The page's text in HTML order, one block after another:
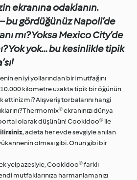
ekranına odaklanın.
bu gördüğünüz Napoli’de
mı? Yoksa Mexico City’de
Yok yok… bu kesinlikle tipik
en iyi yollarından biri mutfağını
kilometre uzakta tipik bir öğünün
ettiniz mi? Alışveriş torbalarını hangi
Thermomix® ekranınızı dünya
olarak düşünün! Cookidoo® ile
, adeta her evde sevgiyle anılan
olması gibi. Onun gibi bir
yelpazesiyle, Cookidoo® farklı
mutfaklarınıza harmanlamanızı